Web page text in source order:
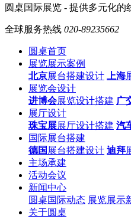
圆桌国际展览 - 提供多元化
全球服务热线 020-89235662
圆桌首页
展览展示案例
北京展台搭建设计 上海
展览会设计
进博会展览设计搭建 广
展厅设计
珠宝展展厅设计搭建 汽
国际展台搭建
德国 展台搭建设计 迪拜
主场承建
活动会议
新闻中心
圆桌国际动态 展览展示
关于圆桌